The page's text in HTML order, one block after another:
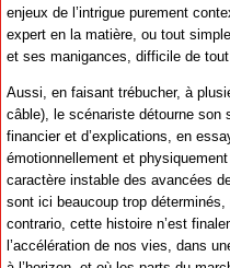
enjeux de l’intrigue purement
expert en la matière, ou tout
et ses manigances, difficile de tout
Aussi, en faisant trébucher, à
câble), le scénariste détourne son
financier et d’explications, en
émotionnellement et
caractère instable des avancées
sont ici beaucoup trop
contrario, cette histoire n’est
l’accélération de nos vies, dans